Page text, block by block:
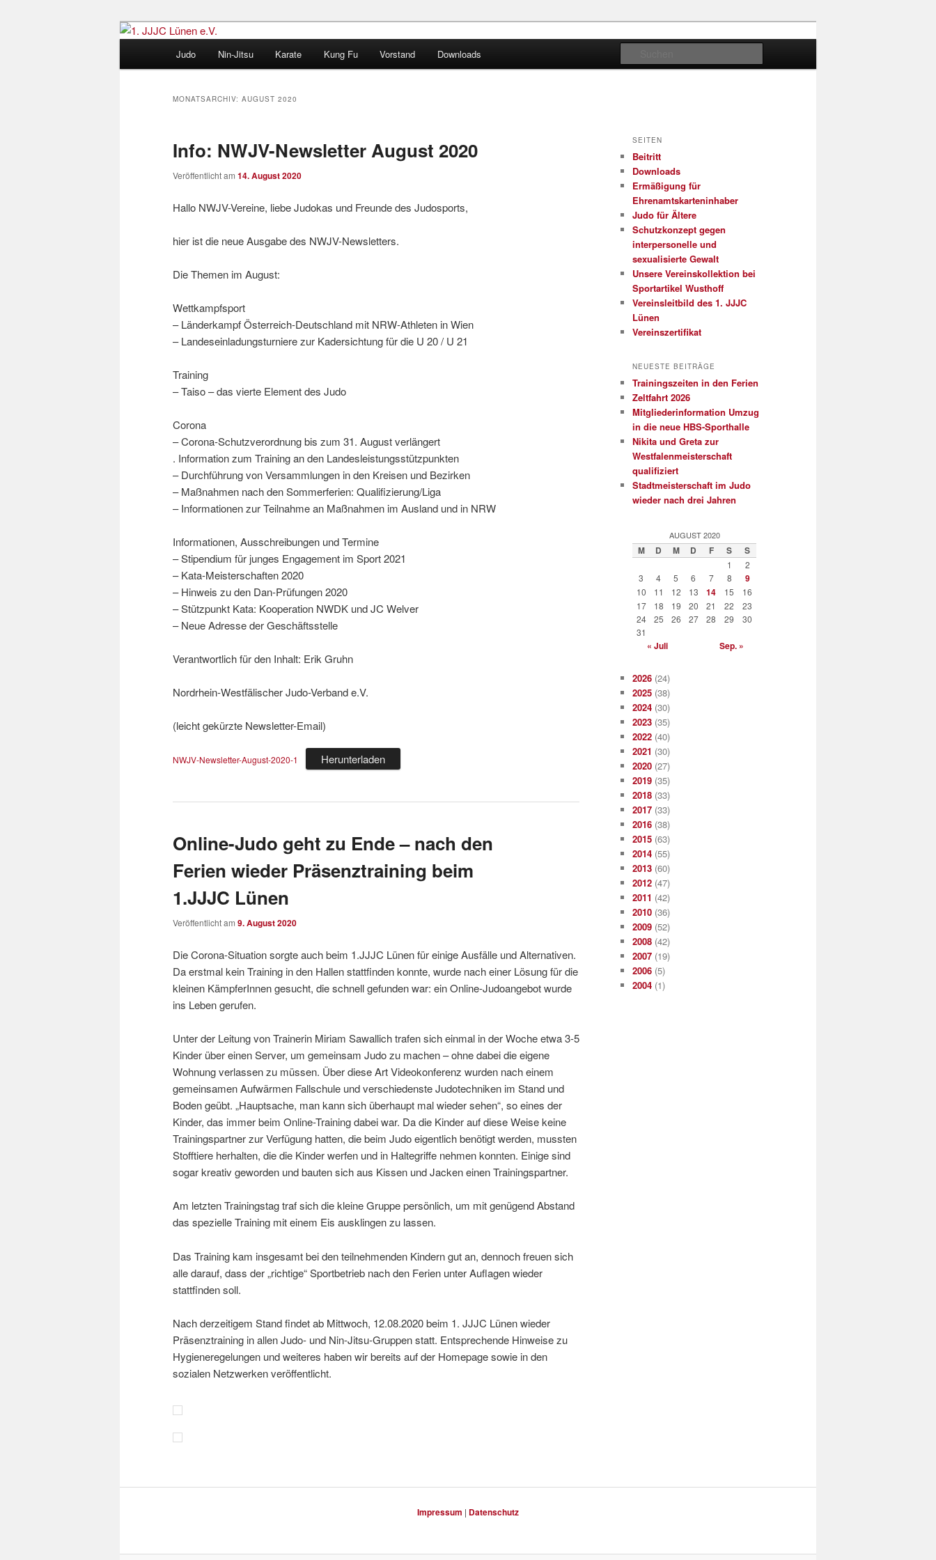
1. JJJC Lünen e.V.
Judo und Ninjitsu
Judo Nin-Jitsu Karate Kung Fu Vorstand Downloads
MONATSARCHIV: AUGUST 2020
Info: NWJV-Newsletter August 2020
Veröffentlicht am 14. August 2020
Hallo NWJV-Vereine, liebe Judokas und Freunde des Judosports,
hier ist die neue Ausgabe des NWJV-Newsletters.
Die Themen im August:
Wettkampfsport
– Länderkampf Österreich-Deutschland mit NRW-Athleten in Wien
– Landeseinladungsturniere zur Kadersichtung für die U 20 / U 21
Training
– Taiso – das vierte Element des Judo
Corona
– Corona-Schutzverordnung bis zum 31. August verlängert
. Information zum Training an den Landesleistungsstützpunkten
– Durchführung von Versammlungen in den Kreisen und Bezirken
– Maßnahmen nach den Sommerferien: Qualifizierung/Liga
– Informationen zur Teilnahme an Maßnahmen im Ausland und in NRW
Informationen, Ausschreibungen und Termine
– Stipendium für junges Engagement im Sport 2021
– Kata-Meisterschaften 2020
– Hinweis zu den Dan-Prüfungen 2020
– Stützpunkt Kata: Kooperation NWDK und JC Welver
– Neue Adresse der Geschäftsstelle
Verantwortlich für den Inhalt: Erik Gruhn
Nordrhein-Westfälischer Judo-Verband e.V.
(leicht gekürzte Newsletter-Email)
NWJV-Newsletter-August-2020-1 Herunterladen
Online-Judo geht zu Ende – nach den
Ferien wieder Präsenztraining beim
1.JJJC Lünen
Veröffentlicht am 9. August 2020
Die Corona-Situation sorgte auch beim 1.JJJC Lünen für einige Ausfälle und Alternativen.
Da erstmal kein Training in den Hallen stattfinden konnte, wurde nach einer Lösung für die
kleinen KämpferInnen gesucht, die schnell gefunden war: ein Online-Judoangebot wurde
ins Leben gerufen.
Unter der Leitung von Trainerin Miriam Sawallich trafen sich einmal in der Woche etwa 3-5
Kinder über einen Server, um gemeinsam Judo zu machen – ohne dabei die eigene
Wohnung verlassen zu müssen. Über diese Art Videokonferenz wurden nach einem
gemeinsamen Aufwärmen Fallschule und verschiedenste Judotechniken im Stand und
Boden geübt. „Hauptsache, man kann sich überhaupt mal wieder sehen“, so eines der
Kinder, das immer beim Online-Training dabei war. Da die Kinder auf diese Weise keine
Trainingspartner zur Verfügung hatten, die beim Judo eigentlich benötigt werden, mussten
Stofftiere herhalten, die die Kinder werfen und in Haltegriffe nehmen konnten. Einige sind
sogar kreativ geworden und bauten sich aus Kissen und Jacken einen Trainingspartner.
Am letzten Trainingstag traf sich die kleine Gruppe persönlich, um mit genügend Abstand
das spezielle Training mit einem Eis ausklingen zu lassen.
Das Training kam insgesamt bei den teilnehmenden Kindern gut an, dennoch freuen sich
alle darauf, dass der „richtige“ Sportbetrieb nach den Ferien unter Auflagen wieder
stattfinden soll.
Nach derzeitigem Stand findet ab Mittwoch, 12.08.2020 beim 1. JJJC Lünen wieder
Präsenztraining in allen Judo- und Nin-Jitsu-Gruppen statt. Entsprechende Hinweise zu
Hygieneregelungen und weiteres haben wir bereits auf der Homepage sowie in den
sozialen Netzwerken veröffentlicht.
SEITEN
Beitritt
Downloads
Ermäßigung für
Ehrenamtskarteninhaber
Judo für Ältere
Schutzkonzept gegen
interpersonelle und
sexualisierte Gewalt
Unsere Vereinskollektion bei
Sportartikel Wusthoff
Vereinsleitbild des 1. JJJC
Lünen
Vereinszertifikat
NEUESTE BEITRÄGE
Trainingszeiten in den Ferien
Zeltfahrt 2026
Mitgliederinformation Umzug
in die neue HBS-Sporthalle
Nikita und Greta zur
Westfalenmeisterschaft
qualifiziert
Stadtmeisterschaft im Judo
wieder nach drei Jahren
AUGUST 2020
M D M D F S S
1
2
3
4 5 6 7 8 9
10 11 12 13 14 15
16
17
18 19 20 21 22
23
24
25 26 27 28 29
30
31
« Juli Sep. »
2026 (24)
2025 (38)
2024 (30)
2023 (35)
2022 (40)
2021 (30)
2020 (27)
2019 (35)
2018 (33)
2017 (33)
2016 (38)
2015 (63)
2014 (55)
2013 (60)
2012 (47)
2011 (42)
2010 (36)
2009 (52)
2008 (42)
2007 (19)
2006 (5)
2004 (1)
Impressum | Datenschutz